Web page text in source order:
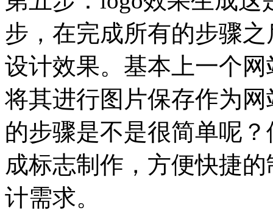
步，在完成所有的步骤
设计效果。基本上一个
将其进行图片保存作为
的步骤是不是很简单呢
成标志制作，方便快捷
计需求。